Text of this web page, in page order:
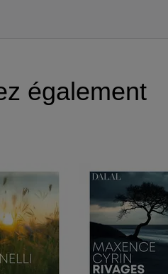
également